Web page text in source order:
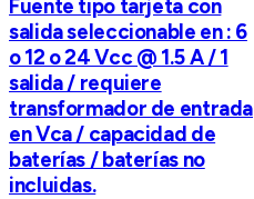
Fuente tipo tarjeta con
salida seleccionable en : 6
o 12 o 24 Vcc @ 1.5 A / 1
salida / requiere
transformador de entrada
en Vca / capacidad de
baterías / baterías no
incluidas.